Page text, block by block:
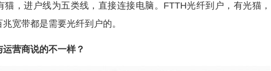
猫，进户线为五类线，直接连接电脑。FTTH光纤到户，有光猫，
宽带都是需要光纤到户的。
营商说的不一样？